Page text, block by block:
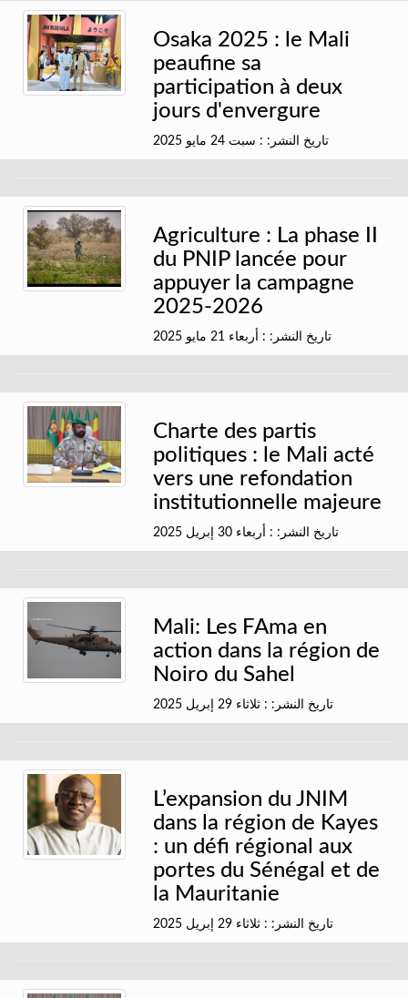
Osaka 2025 : le Mali
peaufine sa
participation à deux
jours d'envergure
تاريخ النشر: : سبت 24 مايو 2025
Agriculture : La phase II
du PNIP lancée pour
appuyer la campagne
2025-2026
تاريخ النشر: : أربعاء 21 مايو 2025
Charte des partis
politiques : le Mali acté
vers une refondation
institutionnelle majeure
تاريخ النشر: : أربعاء 30 إبريل 2025
Mali: Les FAma en
action dans la région de
Noiro du Sahel
تاريخ النشر: : ثلاثاء 29 إبريل 2025
L’expansion du JNIM
dans la région de Kayes
: un défi régional aux
portes du Sénégal et de
la Mauritanie
تاريخ النشر: : ثلاثاء 29 إبريل 2025